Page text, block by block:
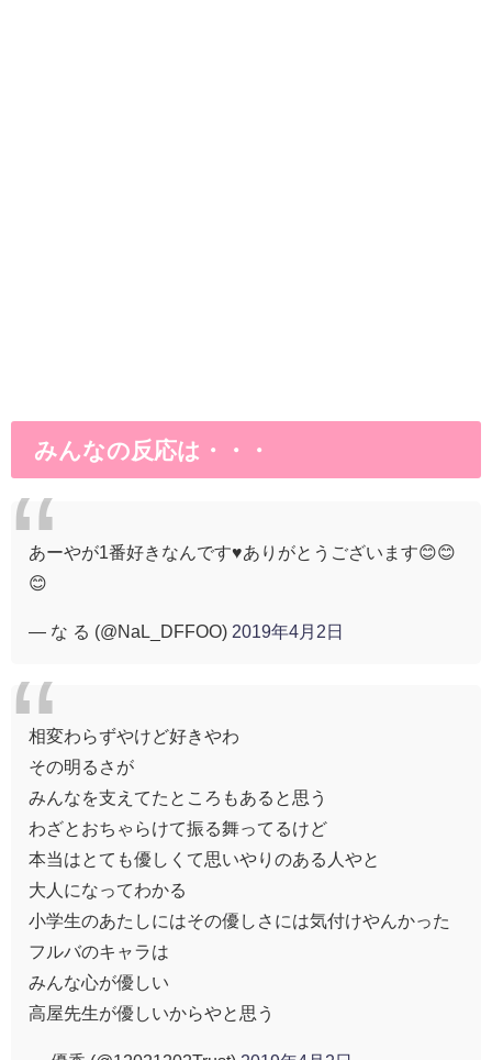
みんなの反応は・・・
あーやが1番好きなんです♥ありがとうございます😊😊
😊
— な る (@NaL_DFFOO) 2019年4月2日
相変わらずやけど好きやわ
その明るさが
みんなを支えてたところもあると思う
わざとおちゃらけて振る舞ってるけど
本当はとても優しくて思いやりのある人やと
大人になってわかる
小学生のあたしにはその優しさには気付けやんかった
フルバのキャラは
みんな心が優しい
高屋先生が優しいからやと思う